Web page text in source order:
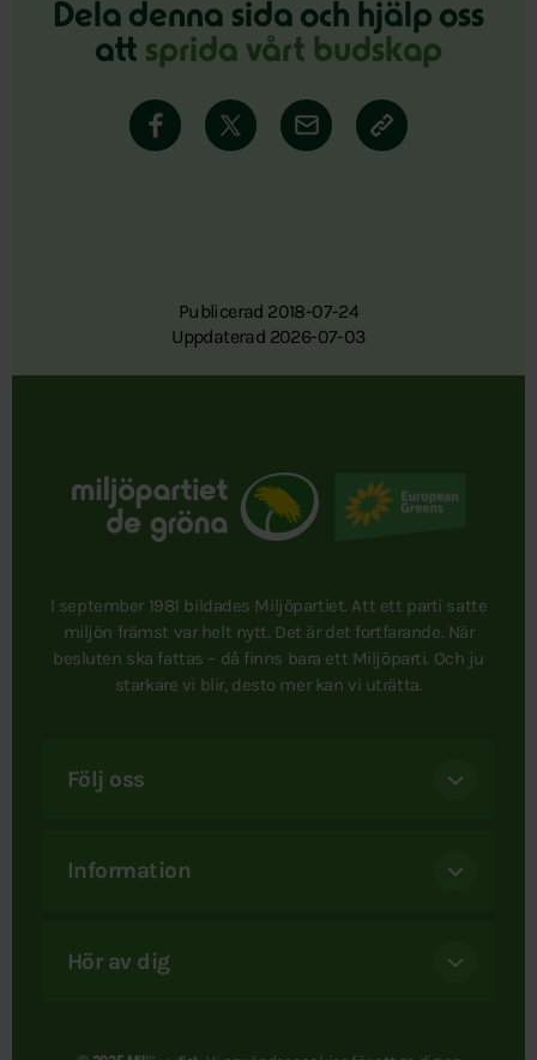
Dela denna sida och hjälp oss
att sprida vårt budskap
Publicerad 2018-07-24
Uppdaterad 2026-07-03
I september 1981 bildades Miljöpartiet. Att ett parti satte
miljön främst var helt nytt. Det är det fortfarande. När
besluten ska fattas – då finns bara ett Miljöparti. Och ju
starkare vi blir, desto mer kan vi uträtta.
Följ oss
Information
Hör av dig